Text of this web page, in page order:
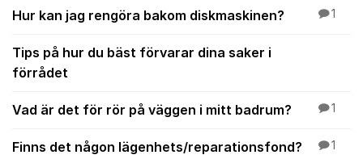
Hur kan jag rengöra bakom diskmaskinen? 1
Tips på hur du bäst förvarar dina saker i
förrådet
Vad är det för rör på väggen i mitt badrum? 1
Finns det någon lägenhets/reparationsfond? 1